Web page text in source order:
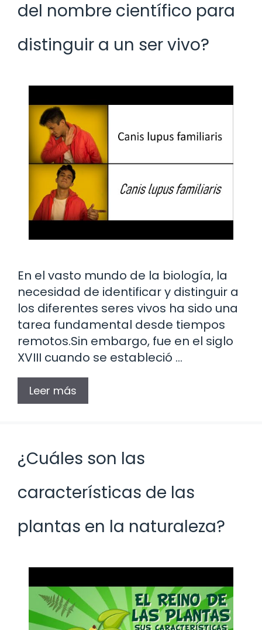
del nombre científico para
distinguir a un ser vivo?
En el vasto mundo de la biología, la
necesidad de identificar y distinguir a
los diferentes seres vivos ha sido una
tarea fundamental desde tiempos
remotos.Sin embargo, fue en el siglo
XVIII cuando se estableció …
Leer más
¿Cuáles son las
características de las
plantas en la naturaleza?